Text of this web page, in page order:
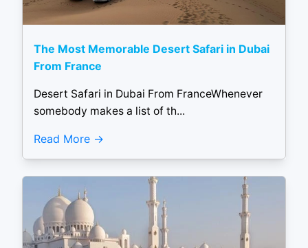
The Most Memorable Desert Safari in Dubai
From France
Desert Safari in Dubai From FranceWhenever
somebody makes a list of th...
Read More